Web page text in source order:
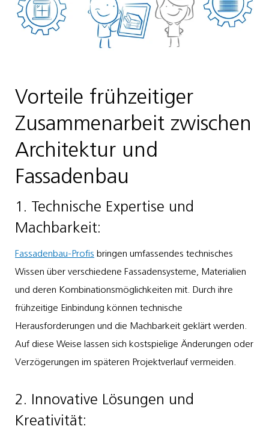
Vorteile frühzeitiger
Zusammenarbeit zwischen
Architektur und
Fassadenbau
1. Technische Expertise und
Machbarkeit:
Fassadenbau-Profis bringen umfassendes technisches
Wissen über verschiedene Fassadensysteme, Materialien
und deren Kombinationsmöglichkeiten mit. Durch ihre
frühzeitige Einbindung können technische
Herausforderungen und die Machbarkeit geklärt werden.
Auf diese Weise lassen sich kostspielige Änderungen oder
Verzögerungen im späteren Projektverlauf vermeiden.
2. Innovative Lösungen und
Kreativität: